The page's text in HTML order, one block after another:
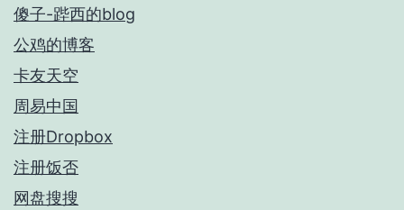
傻子-跸西的blog
公鸡的博客
卡友天空
周易中国
注册Dropbox
注册饭否
网盘搜搜